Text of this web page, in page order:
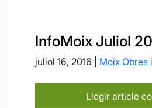
InfoMoix Juliol
juliol 16, 2016 | Moix Obres
Llegir article